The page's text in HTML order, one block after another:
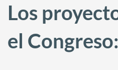
Los
el